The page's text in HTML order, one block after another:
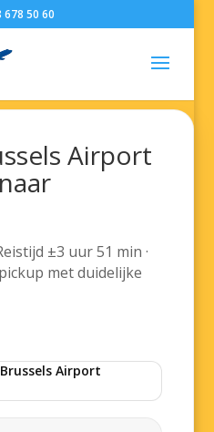
678 50 60
Airport
±3 uur 51 min ·
met duidelijke
Airport